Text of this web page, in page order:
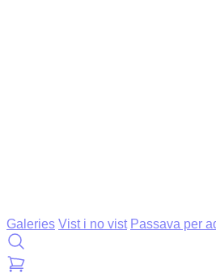
Galeries Vist i no vist Passava per